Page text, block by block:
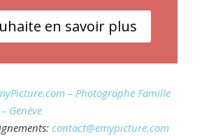
en savoir plus
– Photographe Famille
Genève
contact@emypicture.com